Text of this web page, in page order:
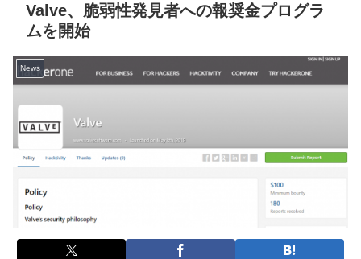
Valve、脆弱性発見者への報奨金プログラ
ムを開始
News